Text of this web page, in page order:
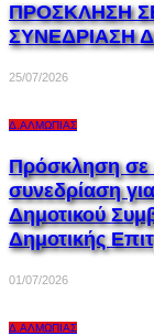
ΠΡΟΣΚΛΗΣΗ
ΣΥΝΕΔΡΙΑΣΗ
25/07/2026
Δ.ΑΛΜΩΠΊΑΣ
Πρόσκληση σε
συνεδρίαση
Δημοτικού
Δημοτικής
01/07/2026
Δ.ΑΛΜΩΠΊΑΣ